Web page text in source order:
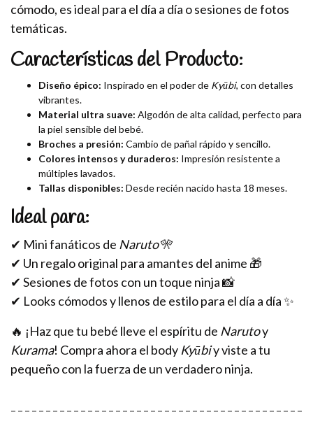
cómodo, es ideal para el día a día o sesiones de fotos
temáticas.
Características del Producto:
Diseño épico: Inspirado en el poder de Kyūbi, con detalles
vibrantes.
Material ultra suave: Algodón de alta calidad, perfecto para
la piel sensible del bebé.
Broches a presión: Cambio de pañal rápido y sencillo.
Colores intensos y duraderos: Impresión resistente a
múltiples lavados.
Tallas disponibles: Desde recién nacido hasta 18 meses.
Ideal para:
✔ Mini fanáticos de Naruto🎌
✔ Un regalo original para amantes del anime 🎁
✔ Sesiones de fotos con un toque ninja 📸
✔ Looks cómodos y llenos de estilo para el día a día ✨
🔥 ¡Haz que tu bebé lleve el espíritu de Narutoy
Kurama! Compra ahora el body Kyūbiy viste a tu
pequeño con la fuerza de un verdadero ninja.